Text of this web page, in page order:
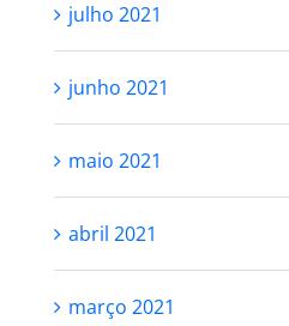
julho 2021
junho 2021
maio 2021
abril 2021
março 2021